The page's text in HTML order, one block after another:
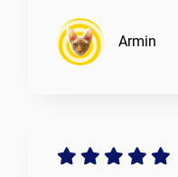
Armin